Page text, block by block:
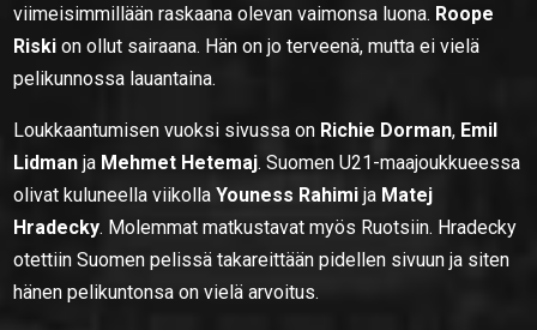
viimeisimmillään raskaana olevan vaimonsa luona. Roope
Riski on ollut sairaana. Hän on jo terveenä, mutta ei vielä
pelikunnossa lauantaina.
Loukkaantumisen vuoksi sivussa on Richie Dorman, Emil
Lidman ja Mehmet Hetemaj. Suomen U21-maajoukkueessa
olivat kuluneella viikollaYouness Rahimi ja Matej
Hradecky. Molemmat matkustavat myös Ruotsiin. Hradecky
otettiin Suomen pelissä takareittään pidellen sivuun ja siten
hänen pelikuntonsa on vielä arvoitus.